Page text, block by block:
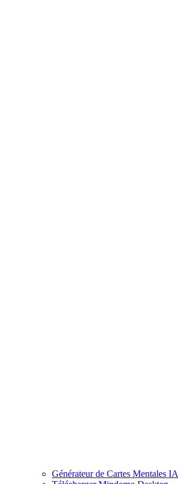
Générateur de Cartes Mentales IA